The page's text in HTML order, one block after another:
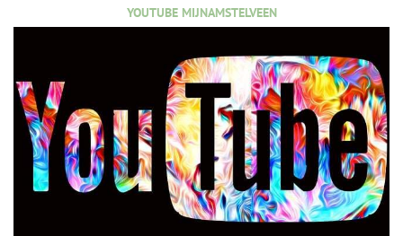
YOUTUBE MIJNAMSTELVEEN